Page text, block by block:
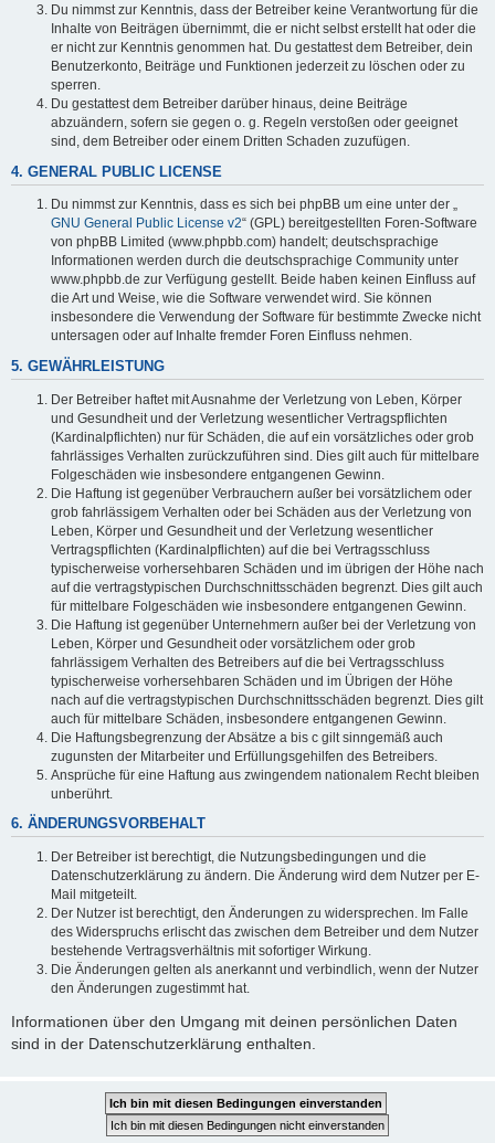
Du nimmst zur Kenntnis, dass der Betreiber keine Verantwortung für die
Inhalte von Beiträgen übernimmt, die er nicht selbst erstellt hat oder die
er nicht zur Kenntnis genommen hat. Du gestattest dem Betreiber, dein
Benutzerkonto, Beiträge und Funktionen jederzeit zu löschen oder zu
sperren.
Du gestattest dem Betreiber darüber hinaus, deine Beiträge
abzuändern, sofern sie gegen o. g. Regeln verstoßen oder geeignet
sind, dem Betreiber oder einem Dritten Schaden zuzufügen.
4. GENERAL PUBLIC LICENSE
Du nimmst zur Kenntnis, dass es sich bei phpBB um eine unter der „
GNU General Public License v2“ (GPL) bereitgestellten Foren-Software
von phpBB Limited (www.phpbb.com) handelt; deutschsprachige
Informationen werden durch die deutschsprachige Community unter
www.phpbb.de zur Verfügung gestellt. Beide haben keinen Einfluss auf
die Art und Weise, wie die Software verwendet wird. Sie können
insbesondere die Verwendung der Software für bestimmte Zwecke nicht
untersagen oder auf Inhalte fremder Foren Einfluss nehmen.
5. GEWÄHRLEISTUNG
Der Betreiber haftet mit Ausnahme der Verletzung von Leben, Körper
und Gesundheit und der Verletzung wesentlicher Vertragspflichten
(Kardinalpflichten) nur für Schäden, die auf ein vorsätzliches oder grob
fahrlässiges Verhalten zurückzuführen sind. Dies gilt auch für mittelbare
Folgeschäden wie insbesondere entgangenen Gewinn.
Die Haftung ist gegenüber Verbrauchern außer bei vorsätzlichem oder
grob fahrlässigem Verhalten oder bei Schäden aus der Verletzung von
Leben, Körper und Gesundheit und der Verletzung wesentlicher
Vertragspflichten (Kardinalpflichten) auf die bei Vertragsschluss
typischerweise vorhersehbaren Schäden und im übrigen der Höhe nach
auf die vertragstypischen Durchschnittsschäden begrenzt. Dies gilt auch
für mittelbare Folgeschäden wie insbesondere entgangenen Gewinn.
Die Haftung ist gegenüber Unternehmern außer bei der Verletzung von
Leben, Körper und Gesundheit oder vorsätzlichem oder grob
fahrlässigem Verhalten des Betreibers auf die bei Vertragsschluss
typischerweise vorhersehbaren Schäden und im Übrigen der Höhe
nach auf die vertragstypischen Durchschnittsschäden begrenzt. Dies gilt
auch für mittelbare Schäden, insbesondere entgangenen Gewinn.
Die Haftungsbegrenzung der Absätze a bis c gilt sinngemäß auch
zugunsten der Mitarbeiter und Erfüllungsgehilfen des Betreibers.
Ansprüche für eine Haftung aus zwingendem nationalem Recht bleiben
unberührt.
6. ÄNDERUNGSVORBEHALT
Der Betreiber ist berechtigt, die Nutzungsbedingungen und die
Datenschutzerklärung zu ändern. Die Änderung wird dem Nutzer per E-
Mail mitgeteilt.
Der Nutzer ist berechtigt, den Änderungen zu widersprechen. Im Falle
des Widerspruchs erlischt das zwischen dem Betreiber und dem Nutzer
bestehende Vertragsverhältnis mit sofortiger Wirkung.
Die Änderungen gelten als anerkannt und verbindlich, wenn der Nutzer
den Änderungen zugestimmt hat.
Informationen über den Umgang mit deinen persönlichen Daten
sind in der Datenschutzerklärung enthalten.